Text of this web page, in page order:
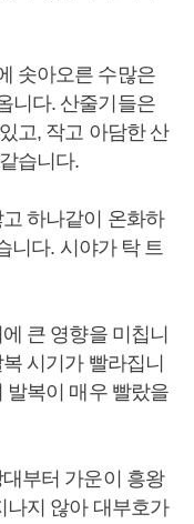
솟아오른 수많은
니다. 산줄기들은
고, 작고 아담한 산
습니다.
하나같이 온화하
니다. 시야가 탁 트
큰 영향을 미칩니
시기가 빨라집니
발복이 매우 빨랐을
부터 가운이 흥왕
나지 않아 대부호가